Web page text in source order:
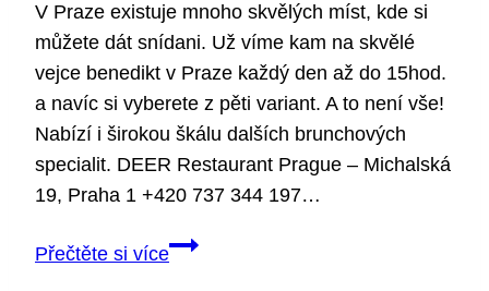
V Praze existuje mnoho skvělých míst, kde si
můžete dát snídani. Už víme kam na skvělé
vejce benedikt v Praze každý den až do 15hod.
a navíc si vyberete z pěti variant. A to není vše!
Nabízí i širokou škálu dalších brunchových
specialit. DEER Restaurant Prague – Michalská
19, Praha 1 +420 737 344 197…
Přečtěte si víceNejlepší